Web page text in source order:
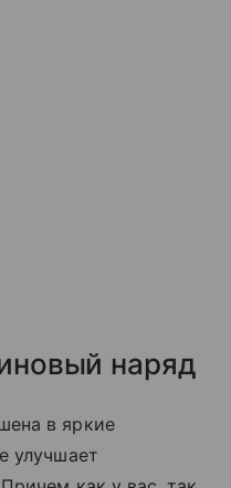
наряд
в яркие
улучшает